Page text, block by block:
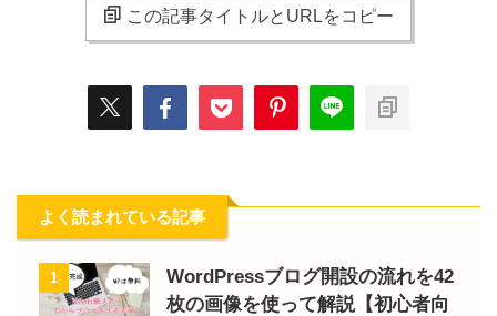
この記事タイトルとURLをコピー
よく読まれている記事
1
WordPressブログ開設の流れを42
枚の画像を使って解説【初心者向